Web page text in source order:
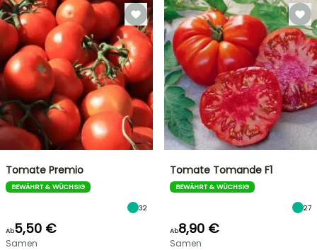
Tomate Premio
BEWÄHRT & WÜCHSIG
32
Ab5,50 €
Samen
Tomate Tomande F1
BEWÄHRT & WÜCHSIG
27
Ab8,90 €
Samen